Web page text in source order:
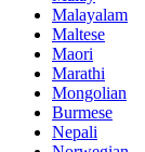
Malayalam
Maltese
Maori
Marathi
Mongolian
Burmese
Nepali